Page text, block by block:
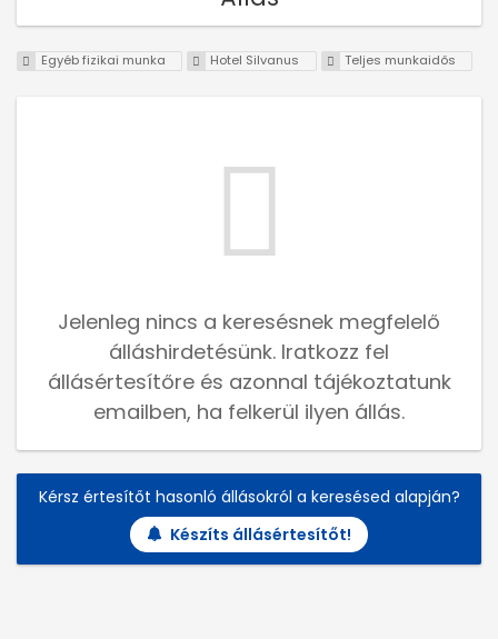
Egyéb fizikai munka Hotel Silvanus Teljes munkaidős
Jelenleg nincs a keresésnek megfelelő
álláshirdetésünk. Iratkozz fel
állásértesítőre és azonnal tájékoztatunk
emailben, ha felkerül ilyen állás.
Kérsz értesítőt hasonló állásokról a keresésed alapján?
Készíts állásértesítőt!